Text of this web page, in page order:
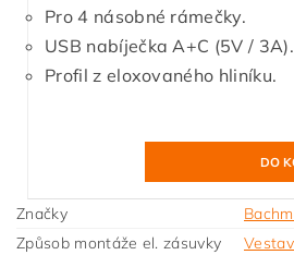
Pro 4 násobné rámečky.
USB nabíječka A+C (5V / 3A).
Profil z eloxovaného hliníku.
Značky
Způsob montáže el. zásuvky